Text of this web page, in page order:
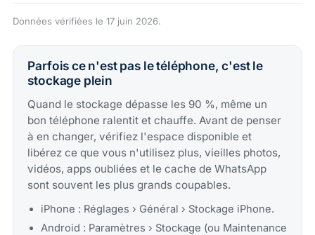
Données vérifiées le 17 juin 2026.
Parfois ce n'est pas le téléphone, c'est le
stockage plein
Quand le stockage dépasse les 90 %, même un
bon téléphone ralentit et chauffe. Avant de penser
à en changer, vérifiez l'espace disponible et
libérez ce que vous n'utilisez plus, vieilles photos,
vidéos, apps oubliées et le cache de WhatsApp
sont souvent les plus grands coupables.
iPhone : Réglages › Général › Stockage iPhone.
Android : Paramètres › Stockage (ou Maintenance